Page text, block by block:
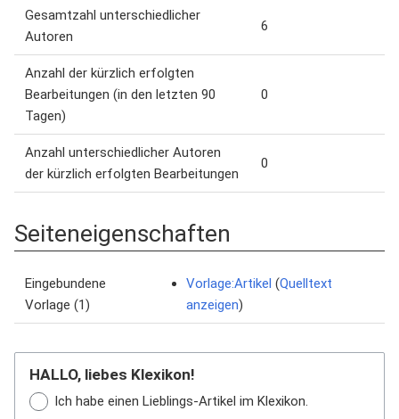
Gesamtzahl unterschiedlicher
Autoren
6
Anzahl der kürzlich erfolgten
Bearbeitungen (in den letzten 90
Tagen)
0
Anzahl unterschiedlicher Autoren
der kürzlich erfolgten Bearbeitungen
0
Seiteneigenschaften
Eingebundene
Vorlage (1)
Vorlage:Artikel (Quelltext
anzeigen)
HALLO, liebes Klexikon!
Ich habe einen Lieblings-Artikel im Klexikon.